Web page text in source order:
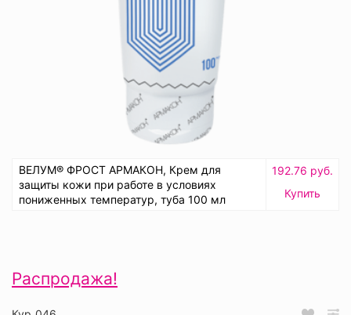
ВЕЛУМ® ФРОСТ АРМАКОН, Крем для
защиты кожи при работе в условиях
пониженных температур, туба 100 мл
192.76 руб.
Купить
Распродажа!